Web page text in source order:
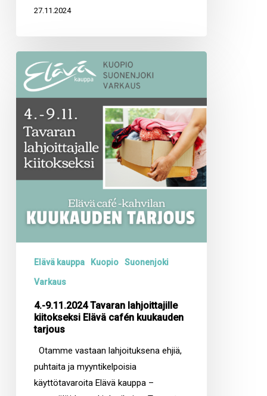
27.11.2024
Tavaran
lahjoittajille
kiitokseksi
Elävä
cafén
kuukauden
tarjous
Elävä kauppa Kuopio Suonenjoki
Varkaus
4.-9.11.2024 Tavaran lahjoittajille
kiitokseksi Elävä cafén kuukauden
tarjous
Otamme vastaan lahjoituksena ehjiä,
puhtaita ja myyntikelpoisia
käyttötavaroita Elävä kauppa –